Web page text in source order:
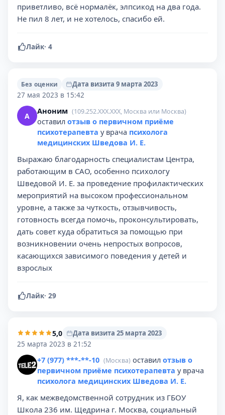
приветливо, всё нормалёк, элпсикод на два года.
Не пил 8 лет, и не хотелось, спасибо ей.
Лайк· 4
Без оценки
Дата визита 9 марта 2023
27 мая 2023 в 15:42
А Аноним (109.252.XXX.XXX, Москва или Москва)
оставил отзыв о первичном приёме
психотерапевта у врача психолога
медицинских Шведова И. Е.
Выражаю благодарность специалистам Центра,
работающим в САО, особенно психологу
Шведовой И. Е. за проведение профилактических
мероприятий на высоком профессиональном
уровне, а также за чуткость, отзывчивость,
готовность всегда помочь, проконсультировать,
дать совет куда обратиться за помощью при
возникновении очень непростых вопросов,
касающихся зависимого поведения у детей и
взрослых
Лайк· 29
5,0
Дата визита 25 марта 2023
25 марта 2023 в 21:52
+7 (977) ***-**-10 (Москва) оставил отзыв о
первичном приёме психотерапевта у врача
психолога медицинских Шведова И. Е.
Я, как межведомственной сотрудник из ГБОУ
Школа 236 им. Щедрина г. Москва, социальный